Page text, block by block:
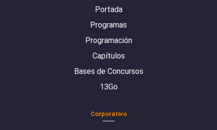
Portada
Programas
Programación
Capítulos
Bases de Concursos
13Go
Corporativo